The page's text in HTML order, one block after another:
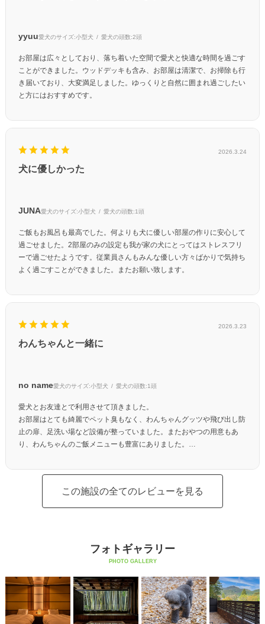
yyuu愛犬のサイズ:小型犬 愛犬の頭数:2頭
お部屋は広々としており、落ち着いた空間で愛犬と快適な時間を過ごす
ことができました。ウッドデッキも含み、お部屋は清潔で、お掃除も行
き届いており、大変満足しました。ゆっくりと自然に囲まれ過ごしたい
と方にはおすすめです。
2026.3.24
犬に優しかった
JUNA愛犬のサイズ:小型犬 愛犬の頭数:1頭
ご飯もお風呂も最高でした。何よりも犬に優しい部屋の作りに安心して
過ごせました。2部屋のみの設定も我が家の犬にとってはストレスフリ
ーで過ごせたようです。従業員さんもみんな優しい方々ばかりで気持ち
よく過ごすことができました。またお願い致します。
2026.3.23
わんちゃんと一緒に
no name愛犬のサイズ:小型犬 愛犬の頭数:1頭
愛犬とお友達とで利用させて頂きました。
お部屋はとても綺麗でペット臭もなく、わんちゃんグッツや飛び出し防
止の扉、足洗い場など設備が整っていました。またおやつの用意もあ
り、わんちゃんのご飯メニューも豊富にありました。
います。みんなわんちゃんファーストの考えで、素敵な滞在となりまし
この施設の全てのレビューを見る
フォトギャラリー
PHOTO GALLERY